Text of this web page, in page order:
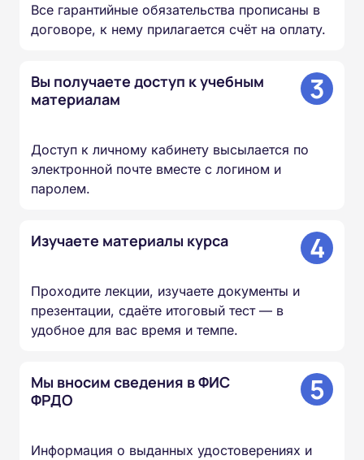
Все гарантийные обязательства прописаны в
договоре, к нему прилагается счёт на оплату.
Вы получаете доступ к учебным
материалам
3
Доступ к личному кабинету высылается по
электронной почте вместе с логином и
паролем.
Изучаете материалы курса 4
Проходите лекции, изучаете документы и
презентации, сдаёте итоговый тест — в
удобное для вас время и темпе.
Мы вносим сведения в ФИС
ФРДО
5
Информация о выданных удостоверениях и